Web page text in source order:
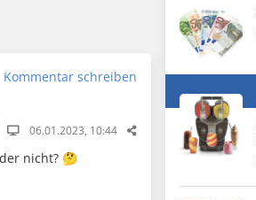
Kommentar schreiben
06.01.2023, 10:44
nicht? 🤔